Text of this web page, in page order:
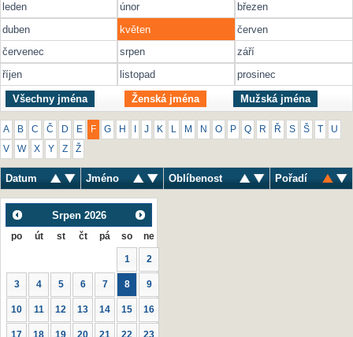
leden únor
březen
duben
květen
červen
červenec
srpen
září
říjen
listopad prosinec
Všechny jména Ženská jména Mužská jména
A B C Č D E F G H J K M N O P Q R Ř S Š U
V W X Y Z Ž
Datum Jméno Oblíbenost Pořadí
Srpen 2026
po út st čt pá so ne
1 2
3 4 5 6 7 8 9
10 11 12 13 14 15 16
17 18 19 20 21 22 23